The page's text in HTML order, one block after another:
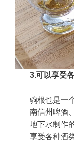
3.可以享受
驹根也是一
南信州啤酒
地下水制作
享受各种酒